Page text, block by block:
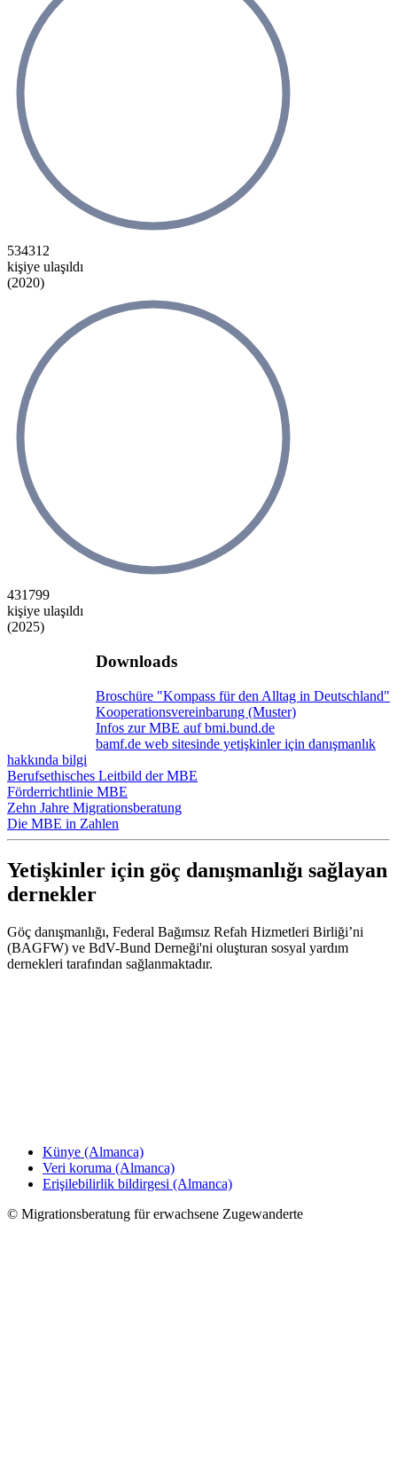
534312
kişiye ulaşıldı
(2020)
431799
kişiye ulaşıldı
(2025)
Downloads
Broschüre "Kompass für den Alltag in Deutschland"
Kooperationsvereinbarung (Muster)
Infos zur MBE auf bmi.bund.de
bamf.de web sitesinde yetişkinler için danışmanlık
hakkında bilgi
Berufsethisches Leitbild der MBE
Förderrichtlinie MBE
Zehn Jahre Migrationsberatung
Die MBE in Zahlen
Yetişkinler için göç danışmanlığı sağlayan
dernekler
Göç danışmanlığı, Federal Bağımsız Refah Hizmetleri Birliği’ni
(BAGFW) ve BdV-Bund Derneği'ni oluşturan sosyal yardım
dernekleri tarafından sağlanmaktadır.
Künye (Almanca)
Veri koruma (Almanca)
Erişilebilirlik bildirgesi (Almanca)
© Migrationsberatung für erwachsene Zugewanderte